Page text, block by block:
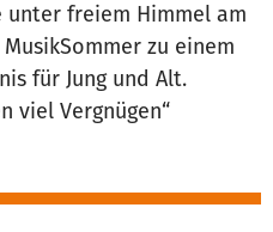
freiem Himmel am
zu einem
für Jung und Alt.
viel Vergnügen“